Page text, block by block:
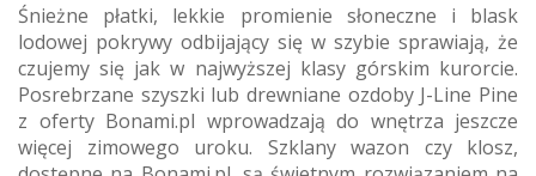
Śnieżne płatki, lekkie promienie słoneczne i blask
lodowej pokrywy odbijający się w szybie sprawiają, że
czujemy się jak w najwyższej klasy górskim kurorcie.
Posrebrzane szyszki lub drewniane ozdoby J-Line Pine
z oferty Bonami.pl wprowadzają do wnętrza jeszcze
więcej zimowego uroku. Szklany wazon czy klosz,